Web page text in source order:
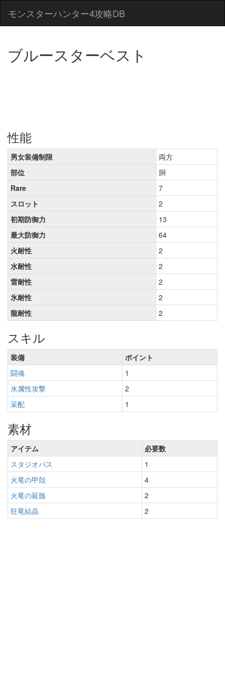
モンスターハンター4攻略DB
ブルースターベスト
性能
男女装備制限
両方
部位
胴
Rare
7
スロット
2
初期防御力
13
最大防御力
64
火耐性
2
水耐性
2
雷耐性
2
氷耐性
2
龍耐性
2
スキル
装備
ポイント
闘魂
1
水属性攻撃
2
采配
1
素材
アイテム
必要数
スタジオパス
1
火竜の甲殻
4
火竜の延髄
2
狂竜結晶
2